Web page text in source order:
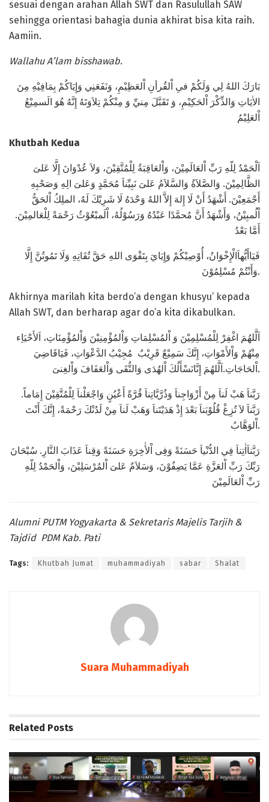
sesuai dengan arahan Allah SWT dan Rasulullah SAW
sehingga orientasi bahagia dunia akhirat bisa kita raih.
Aamiin.
Wallahu A’lam bisshawab.
بَارَكَ اللهُ لِي وَلَكُمْ فىِ اْلقُرأنِ اْلعَظِيْمِ، وَنَفَعَنِي وَإِيَاكُمْ بِمَافِيْهِ مِنَ
الاٰيَاتِ وَالذِّكْرَ اْلحَكِيْمِ، وَ تَقَبَّلَ مِنيِّ وَ مِنْكُمْ تِلاَوَتَهُ إِنَّهُ هُوَ الَسمِيْعُ
اْلعَلِيْمُ
Khutbah Kedua
اَلْحَمْدُ لِلّهِ رَبِّ اْلعَالَمِيْنَ، وَاْلعَاقِبَةُ لِلْمُتَّقِيْنَ، وَلاَ عُدْوَانَ إِلَّا عَلىَ
الظَّالِمِيْنَ. وَالصَّلاَةُ وَالسَّلاَمُ عَلىَ نَبِيِّناَ مُحَمَّدٍ وَعَلىَ الِهِ وَصَحْبِهِ
أَجْمَعِيْنَ. أَشْهَدُ أَنْ لَا إِلهَ إِلاَّ اللهُ وَحْدَهُ لَا شَرِيْكَ لَهُ، الملِكُ اْلحَقُّ
اْلُمبِيْنُ، وَأَشْهَدُ أَنَّ مُحمَّدًا عَبْدُهُ وَرَسُوْلُهُ، اْلَمبْعُوْثُ رَحْمَةً لِلْعَالمِيْنَ.
أَمَّا بَعْدُ
فَيَاأَيُّهاَالْإِخْوَانُ، أُوْصِيْكُمْ وَإِيَايَ بِتَقْوَى اللهِ حَقَّ تُقَاتِهِ وَلَا تَمُوتُنَّ إِلَّا
وَأَنْتُمْ مُسْلِمُوْنَ.
Akhirnya marilah kita berdo’a dengan khusyu’ kepada
Allah SWT, dan berharap agar do’a kita dikabulkan.
اَلَّلهُمَ اغْفِرْ لِلْمُسْلِمِيْنَ وَ اْلمُسْلِمَاتِ وَاْلمُؤْمِنِيْنَ وَاْلمُؤْمِنَاتِ، اَلأَحْيَاِء
مِنْهُمْ وَاْلأَمْوَاتِ، إِنَّكَ سَمِيْعٌ قَرِيْبٌ مُجِيْبُ الدَّعْوَاتِ، فَيَاقَاضِيَ
اْلحَاجَاتِ.اَلَّلهُمَ إِنَّانَسْأَلُكَ اْلهُدَى وَالتُّقَى وَاْلعَفَافَ وَاْلغِنىَ.
رَبَّناَ هَبْ لَناَ مِنْ أَزْوَاجِناَ وَذُرَّيَّاتِناَ قُرَّةً أَعْيُنٍ وَاجْعَلْناَ لِلْمُتَّقِيْنَ إِمَاماً.
رَبَّناَ لاَ تُزِغْ قُلُوْبَناَ بَعْدَ إِذْ هَدَيْتَناَ وَهَبْ لَناَ مِنْ لَدُنْكَ رَحْمَةً، إِنَّكَ أَنْتَ
اْلوَهَّابُ.
رَبَّناَاٰتِناَ فِي الدُّنْياَ حَسَنَةً وَفِى اْلأٰخِرَةِ حَسَنَةً وَقِناَ عَذَابَ النَّارِ. سُبْحَانَ
رَبِّكَ رَبِّ اْلعَزَّةِ عَمَّا يَصِفُوْنَ، وَسَلاَمٌ عَلىَ اْلمُرْسَلِيْنَ، وَاْلحَمْدُ لِلّهِ
رَبِّ اْلعَالَمِيْنَ
Alumni PUTM Yogyakarta & Sekretaris Majelis Tarjih &
Tajdid PDM Kab. Pati
Tags: Khutbah Jumat muhammadiyah sabar Shalat
Suara Muhammadiyah
Related Posts